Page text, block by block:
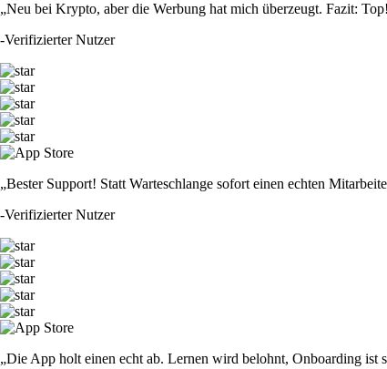
„Neu bei Krypto, aber die Werbung hat mich überzeugt. Fazit:
-Verifizierter Nutzer
„Bester Support! Statt Warteschlange sofort einen echten
-Verifizierter Nutzer
„Die App holt einen echt ab. Lernen wird belohnt, Onboarding ist